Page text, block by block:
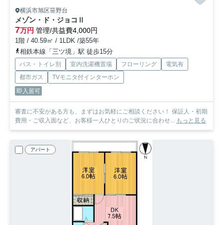
横浜市旭区笹野台
メゾン・ド・ジョコⅡ
7万円 管理/共益費4,000円
1階 / 40.59㎡ / 1LDK /築55年
相鉄本線「三ツ境」駅 徒歩15分
バス・トイレ別 室内洗濯機置場 フローリング
電気有
都市ガス
TVモニタ付インターホン
即入居可
審査に不安がある方も、まずはお気軽にご相談ください！ 保証人・初期
費用・ご収入面など、お客様一人ひとりのご状況に合わせ... もっと見る
アパート